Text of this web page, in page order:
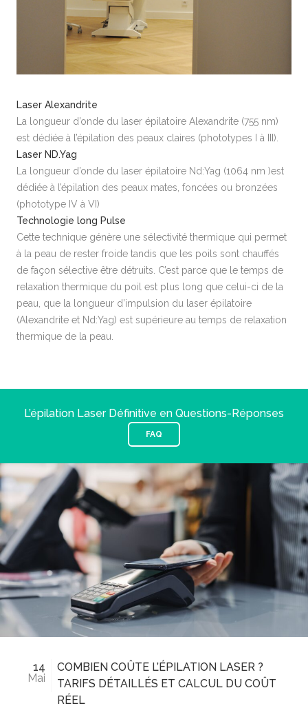
Laser Alexandrite
La longueur d’onde du laser épilatoire Alexandrite (755 nm)
est dédiée à l’épilation des peaux claires (phototypes I à III).
Laser ND.Yag
La longueur d’onde du laser épilatoire Nd:Yag (1064 nm )est
dédiée à l’épilation des peaux mates, foncées ou bronzées
(phototype IV à VI)
Technologie long Pulse
Cette technique génère une sélectivité thermique qui permet
à la peau de rester froide tandis que les poils sont chauffés
de façon sélective être détruits. C’est parce que le temps de
relaxation thermique du poil est plus long que celui-ci de la
peau, que la longueur d’impulsion du laser épilatoire
(Alexandrite et Nd:Yag) est supérieure au temps de relaxation
thermique de la peau.
L’épilation Laser Définitive en Questions-Réponses
FAQ
14
Mai
COMBIEN COÛTE L’ÉPILATION LASER ?
TARIFS DÉTAILLÉS ET CALCUL DU COÛT
RÉEL